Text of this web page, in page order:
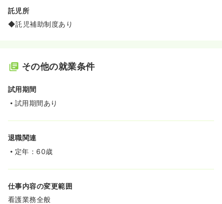
託児所
◆託児補助制度あり
その他の就業条件
試用期間
試用期間あり
退職関連
定年：60歳
仕事内容の変更範囲
看護業務全般